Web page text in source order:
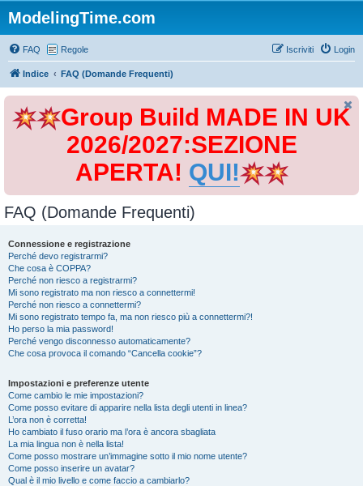
ModelingTime.com
FAQ Regole Login
Iscriviti
Indice FAQ (Domande Frequenti)
Group Build MADE IN UK
2026/2027:SEZIONE
APERTA! QUI!
FAQ (Domande Frequenti)
Connessione e registrazione
Perché devo registrarmi?
Che cosa è COPPA?
Perché non riesco a registrarmi?
Mi sono registrato ma non riesco a connettermi!
Perché non riesco a connettermi?
Mi sono registrato tempo fa, ma non riesco più a connettermi?!
Ho perso la mia password!
Perché vengo disconnesso automaticamente?
Che cosa provoca il comando “Cancella cookie”?
Impostazioni e preferenze utente
Come cambio le mie impostazioni?
Come posso evitare di apparire nella lista degli utenti in linea?
L’ora non è corretta!
Ho cambiato il fuso orario ma l’ora è ancora sbagliata
La mia lingua non è nella lista!
Come posso mostrare un’immagine sotto il mio nome utente?
Come posso inserire un avatar?
Qual è il mio livello e come faccio a cambiarlo?